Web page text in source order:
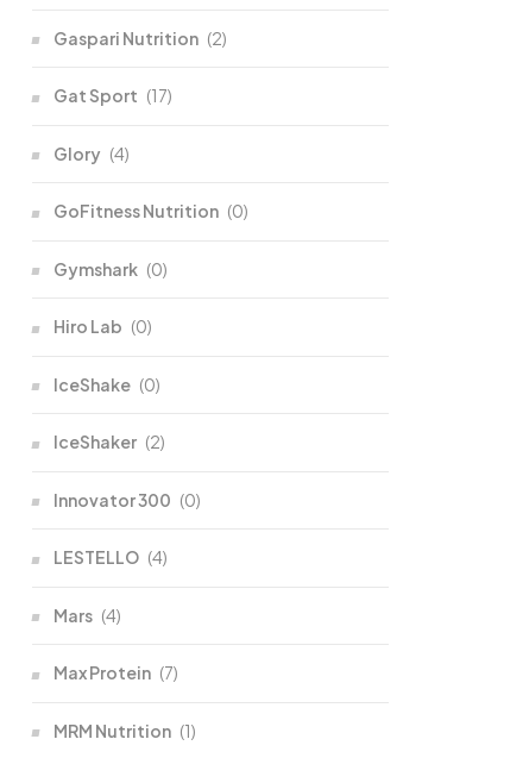
Gaspari Nutrition (2)
Gat Sport (17)
Glory (4)
GoFitness Nutrition (0)
Gymshark (0)
Hiro Lab (0)
IceShake (0)
IceShaker (2)
Innovator 300 (0)
LESTELLO (4)
Mars (4)
Max Protein (7)
MRM Nutrition (1)